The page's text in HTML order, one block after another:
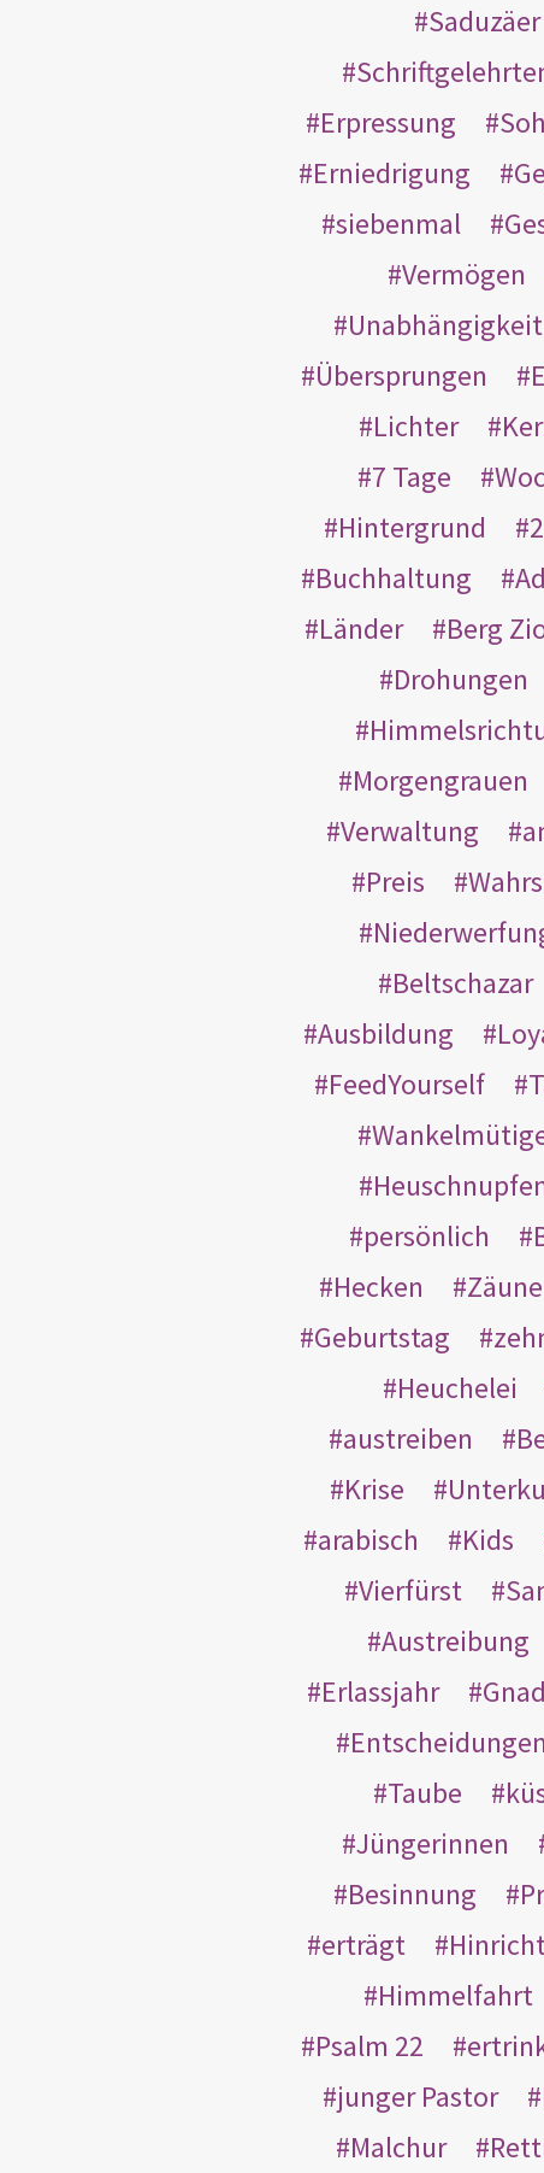
Saduzäer
Erpressung
Erniedrigung
siebenmal
Vermögen
Unabhängigkeit
Übersprungen
Lichter
7 Tage
Hintergrund
Buchhaltung
Länder
Berg
Drohungen
Morgengrauen
Verwaltung
Preis
Beltschazar
Ausbildung
FeedYourself
persönlich
Hecken
Zäune
Geburtstag
Heuchelei
austreiben
Krise
arabisch
Kids
Vierfürst
Austreibung
Erlassjahr
Entscheidungen
Taube
Jüngerinnen
Besinnung
erträgt
Himmelfahrt
Psalm 22
junger Pastor
Malchur